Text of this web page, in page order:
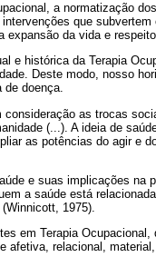
a normatização
que
da vida e
e histórica da Terapia
Deste modo, nosso
de doença.
as trocas
(...). A ideia de
as potências do agir e
e suas implicações na
a saúde está
1975).
em Terapia
afetiva, relacional,